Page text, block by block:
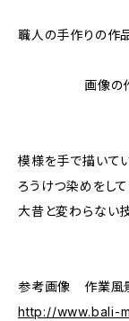
職人の手作りの作品
画像の作品を
模様を手で描いてい
ろうけつ染めをして
大昔と変わらない
参考画像 作業風
http://www.bali-